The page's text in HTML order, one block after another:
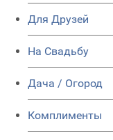
Для Друзей
На Свадьбу
Дача / Огород
Комплименты